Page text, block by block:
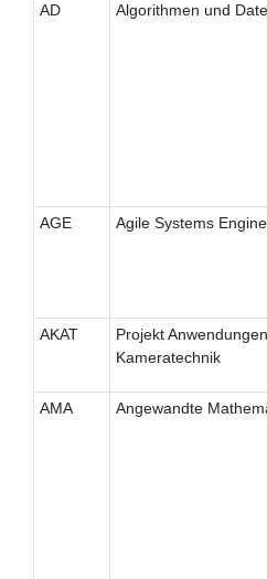
AD Algorithmen und
AGE Agile Systems
AKAT
Projekt
Kameratechnik
AMA Angewandte